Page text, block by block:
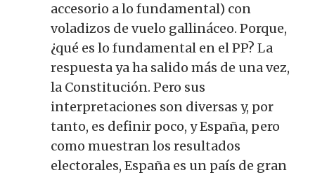
accesorio a lo fundamental) con
voladizos de vuelo gallináceo. Porque,
¿qué es lo fundamental en el PP? La
respuesta ya ha salido más de una vez,
la Constitución. Pero sus
interpretaciones son diversas y, por
tanto, es definir poco, y España, pero
como muestran los resultados
electorales, España es un país de gran